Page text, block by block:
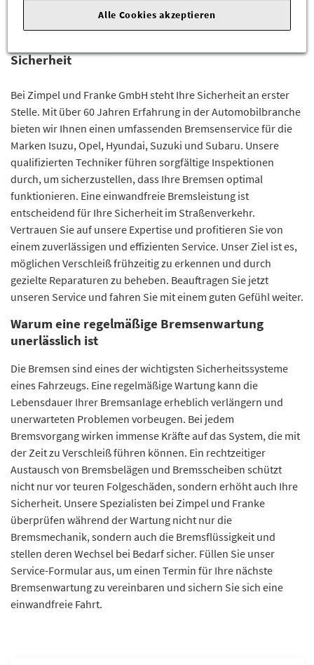
Sicherheit
Bei Zimpel und Franke GmbH steht Ihre Sicherheit an erster
Stelle. Mit über 60 Jahren Erfahrung in der Automobilbranche
bieten wir Ihnen einen umfassenden Bremsenservice für die
Marken Isuzu, Opel, Hyundai, Suzuki und Subaru. Unsere
qualifizierten Techniker führen sorgfältige Inspektionen
durch, um sicherzustellen, dass Ihre Bremsen optimal
funktionieren. Eine einwandfreie Bremsleistung ist
entscheidend für Ihre Sicherheit im Straßenverkehr.
Vertrauen Sie auf unsere Expertise und profitieren Sie von
einem zuverlässigen und effizienten Service. Unser Ziel ist es,
möglichen Verschleiß frühzeitig zu erkennen und durch
gezielte Reparaturen zu beheben. Beauftragen Sie jetzt
unseren Service und fahren Sie mit einem guten Gefühl weiter.
Warum eine regelmäßige Bremsenwartung
unerlässlich ist
Die Bremsen sind eines der wichtigsten Sicherheitssysteme
eines Fahrzeugs. Eine regelmäßige Wartung kann die
Lebensdauer Ihrer Bremsanlage erheblich verlängern und
unerwarteten Problemen vorbeugen. Bei jedem
Bremsvorgang wirken immense Kräfte auf das System, die mit
der Zeit zu Verschleiß führen können. Ein rechtzeitiger
Austausch von Bremsbelägen und Bremsscheiben schützt
nicht nur vor teuren Folgeschäden, sondern erhöht auch Ihre
Sicherheit. Unsere Spezialisten bei Zimpel und Franke
überprüfen während der Wartung nicht nur die
Bremsmechanik, sondern auch die Bremsflüssigkeit und
stellen deren Wechsel bei Bedarf sicher. Füllen Sie unser
Service-Formular aus, um einen Termin für Ihre nächste
Bremsenwartung zu vereinbaren und sichern Sie sich eine
einwandfreie Fahrt.
Alle Cookies akzeptieren